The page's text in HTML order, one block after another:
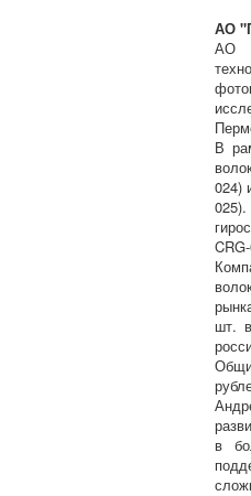
АО
АО
В
024)
025).
шт.
в